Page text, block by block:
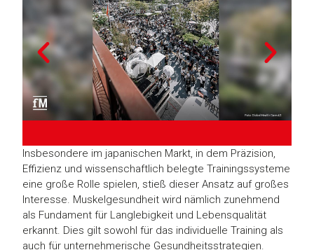
Insbesondere im japanischen Markt, in dem Präzision,
Effizienz und wissenschaftlich belegte Trainingssysteme
eine große Rolle spielen, stieß dieser Ansatz auf großes
Interesse. Muskelgesundheit wird nämlich zunehmend
als Fundament für Langlebigkeit und Lebensqualität
erkannt. Dies gilt sowohl für das individuelle Training als
auch für unternehmerische Gesundheitsstrategien.